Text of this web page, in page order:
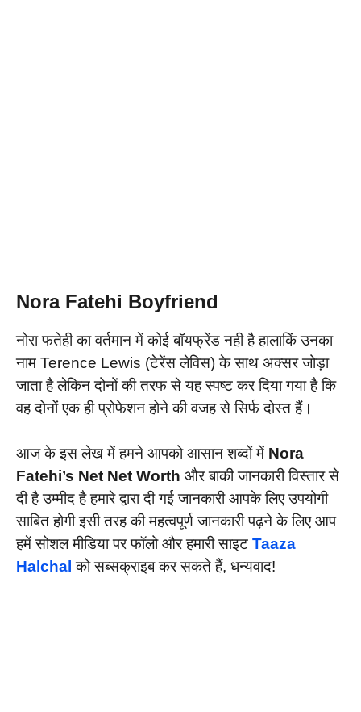
Nora Fatehi Boyfriend
नोरा फतेही का वर्तमान में कोई बॉयफ्रेंड नही है हालाकिं उनका
नाम Terence Lewis (टेरेंस लेविस) के साथ अक्सर जोड़ा
जाता है लेकिन दोनों की तरफ से यह स्पष्ट कर दिया गया है कि
वह दोनों एक ही प्रोफेशन होने की वजह से सिर्फ दोस्त हैं।
आज के इस लेख में हमने आपको आसान शब्दों में Nora
Fatehi’s Net Net Worth और बाकी जानकारी विस्तार से
दी है उम्मीद है हमारे द्वारा दी गई जानकारी आपके लिए उपयोगी
साबित होगी इसी तरह की महत्वपूर्ण जानकारी पढ़ने के लिए आप
हमें सोशल मीडिया पर फॉलो और हमारी साइट Taaza
Halchal को सब्सक्राइब कर सकते हैं, धन्यवाद!